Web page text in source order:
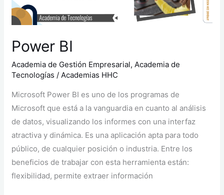
Power BI
Academia de Gestión Empresarial, Academia de
Tecnologías / Academias HHC
Microsoft Power BI es uno de los programas de
Microsoft que está a la vanguardia en cuanto al análisis
de datos, visualizando los informes con una interfaz
atractiva y dinámica. Es una aplicación apta para todo
público, de cualquier posición o industria. Entre los
beneficios de trabajar con esta herramienta están:
flexibilidad, permite extraer información